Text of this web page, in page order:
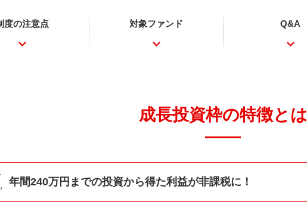
度の注意点 対象ファンド Q&A
成長投資枠の特徴とは
年間240万円までの投資から得た利益が非課税に！